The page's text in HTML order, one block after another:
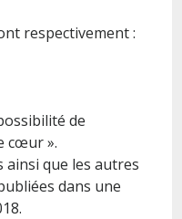
respectivement :
de
cœur ».
ainsi que les autres
dans une